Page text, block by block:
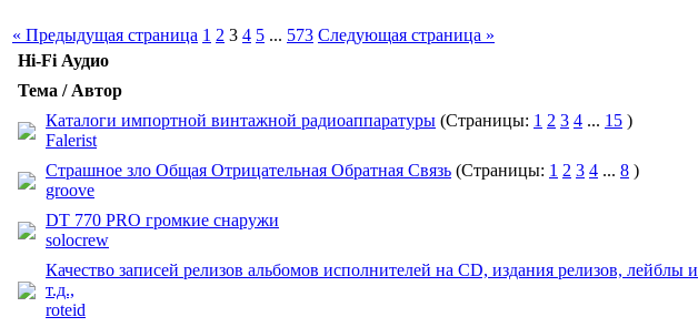
« Предыдущая страница 1 2 3 4 5 ... 573 Следующая страница »
Hi-Fi Аудио
Тема / Автор
Каталоги импортной винтажной радиоаппаратуры (Страницы: 1 2 3 4 ... 15 )
Falerist
Страшное зло Общая Отрицательная Обратная Связь (Страницы: 1 2 3 4 ... 8 )
groove
DT 770 PRO громкие снаружи
solocrew
Качество записей релизов альбомов исполнителей на CD, издания релизов, лейблы и
т.д.,
roteid